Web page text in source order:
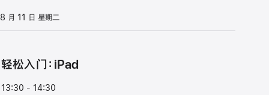
8 月 11 日 星期二
轻松入门：iPad
13:30 - 14:30